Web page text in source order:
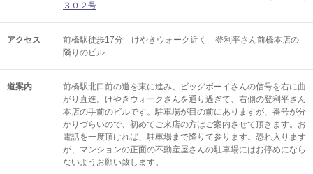
３０２号
アクセス
前橋駅徒歩17分 けやきウォーク近く 登利平さん前橋本店の
隣りのビル
道案内
前橋駅北口前の道を東に進み、ビッグボーイさんの信号を右に曲
がり直進。けやきウォークさんを通り過ぎて、右側の登利平さん
本店の手前のビルです。駐車場が目の前にありますが、番号が分
かりづらいので、初めてご来店の方はご案内させて頂きます。お
電話を一度頂ければ、駐車場まで降りて参ります。恐れ入ります
が、マンションの正面の不動産屋さんの駐車場にはお停めになら
ないようお願い致します。